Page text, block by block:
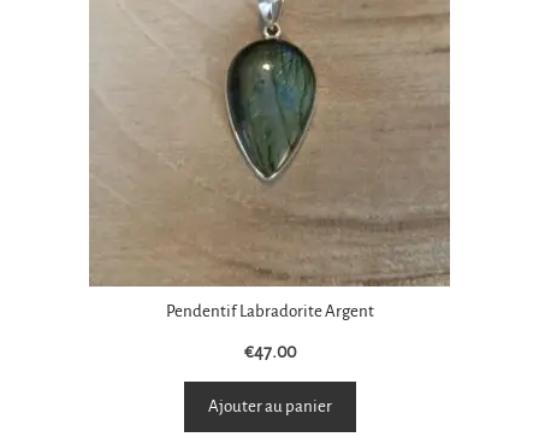
Pendentif Labradorite Argent
€47.00
Ajouter au panier